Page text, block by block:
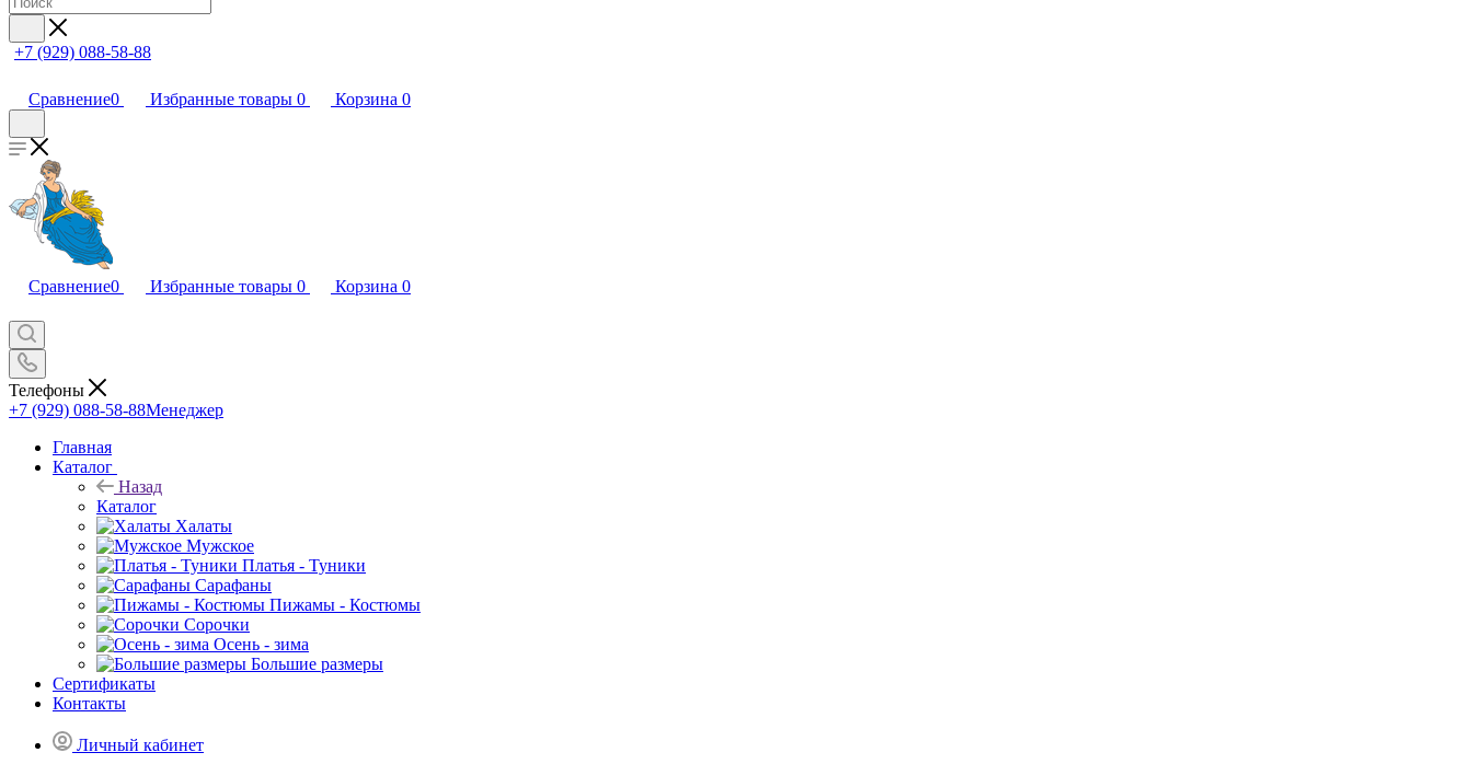
+7 (929) 088-58-88
Сравнение0 Избранные товары 0 Корзина 0
Сравнение0 Избранные товары 0 Корзина 0
Телефоны
+7 (929) 088-58-88Менеджер
Главная
Каталог
Назад
Каталог
Халаты
Мужское
Платья - Туники
Сарафаны
Пижамы - Костюмы
Сорочки
Oсень - зима
Большие размеры
Сертификаты
Контакты
Личный кабинет